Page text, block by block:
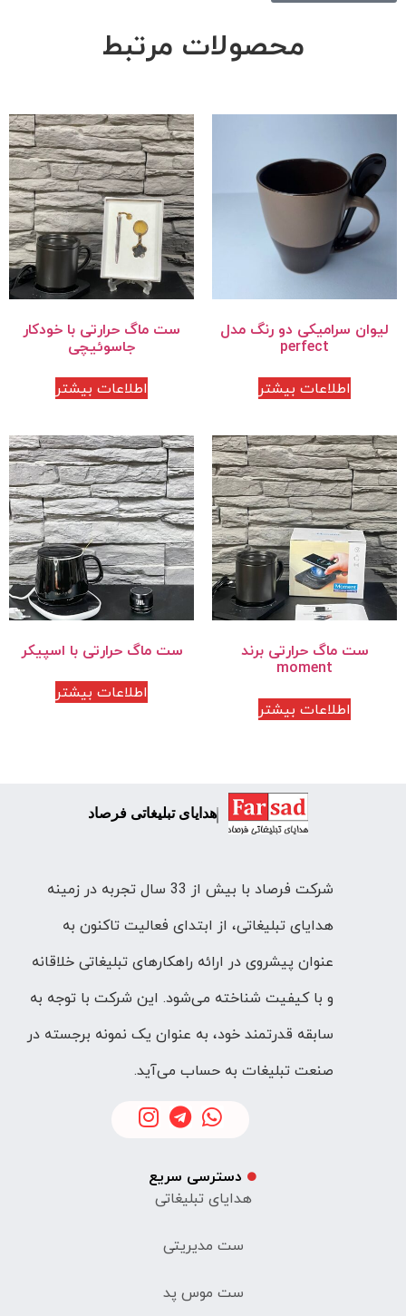
محصولات مرتبط
لیوان سرامیکی دو رنگ مدل
perfect
اطلاعات بیشتر
ست ماگ حرارتی با خودکار
جاسوئیچی
اطلاعات بیشتر
ست ماگ حرارتی برند
moment
اطلاعات بیشتر
ست ماگ حرارتی با اسپیکر
اطلاعات بیشتر
هدایای تبلیغاتی فرصاد
شرکت فرصاد با بیش از 33 سال تجربه در زمینه
هدایای تبلیغاتی، از ابتدای فعالیت تاکنون به
عنوان پیشروی در ارائه راهکارهای تبلیغاتی خلاقانه
و با کیفیت شناخته می‌شود. این شرکت با توجه به
سابقه قدرتمند خود، به عنوان یک نمونه برجسته در
صنعت تبلیغات به حساب می‌آید.
دسترسی سریع
هدایای تبلیغاتی
ست مدیریتی
ست موس پد